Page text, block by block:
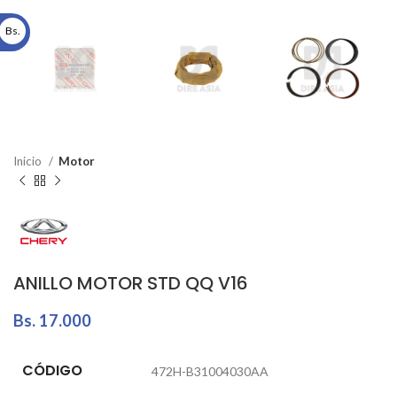
Inicio Motor
ANILLO MOTOR STD QQ V16
Bs. 17.000
CÓDIGO 472H-B31004030AA
Bs.